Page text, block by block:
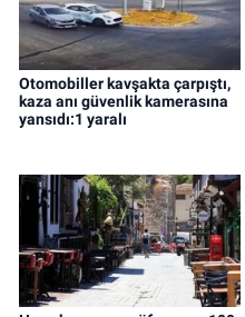
Otomobiller kavşakta çarpıştı,
kaza anı güvenlik kamerasına
yansıdı:1 yaralı